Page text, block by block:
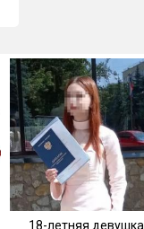
18-летняя девушка